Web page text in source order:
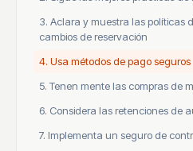
3. Aclara y muestra las políticas
cambios de reservación
4. Usa métodos de pago seguros
5. Tenen mente las compras de
6. Considera las retenciones de
7. Implementa un seguro de